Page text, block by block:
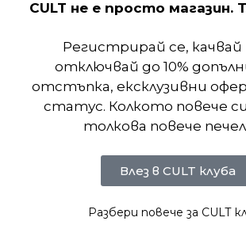
Подобни продукти
CULT не е просто магазин.
Регистрирай се, качвай
отключвай до 10%
отстъпка, ексклузивни
статус. Колкото повече
толкова повече
Влез в CULT клуба
Разбери повече за CULT